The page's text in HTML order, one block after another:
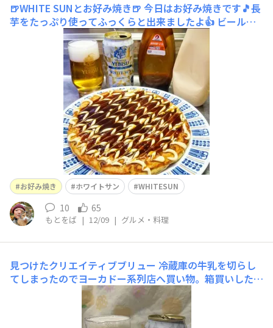
🍺WHITE SUNとお好み焼き🍺 今日はお好み焼きです🎵長
芋をたっぷり使ってふっくらと出来ましたよ👍 ビールは
新発売のセブン&アイ限定、ヱビスクリエイティブブリュ
ーwhitesun 小麦のビールですが、サッポロwithbeerホ
ワイトエールとはまた違って、優しくて上品なコリアンダ
ーと小麦麦芽の風味が美味し
お好み焼き ホワイトサン WHITESUN
10 65
もとをば | 12/09 | グルメ・料理
見つけたクリエイティブブリュー 冷蔵庫の牛乳を切らし
てしまったのでヨーカドー系列店へ買い物。箱買いしたば
かりのエビスビールが有るのに、ビール売り場のパトロー
ルで見つけちゃいました。ホワイトサンデザインが季節に
ピッタリでオシャレですね❄ 帰宅して冷蔵庫で冷やし家